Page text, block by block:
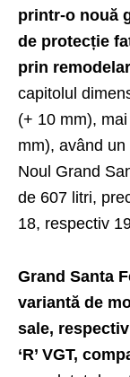
printr-o nouă
de protecție
prin
capitolul
(+ 10 mm),
mm), având
Noul Grand
de 607 litri,
18, respectiv
Grand Santa
variantă de
sale,
‘R’ VGT,